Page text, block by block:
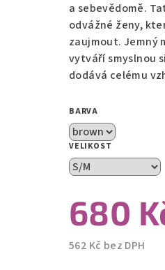
hvězdiček.
a sebevědomě.
odvážné ženy,
zaujmout. Jemný
vytváří smyslnou
dodává celému
BARVA
VELIKOST
680
562 Kč bez DPH